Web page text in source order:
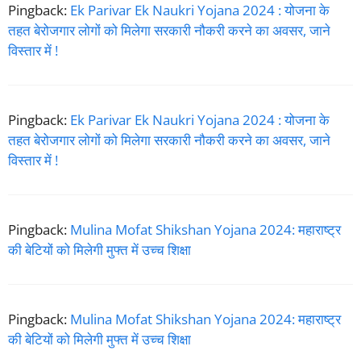
Pingback: Ek Parivar Ek Naukri Yojana 2024 : योजना के
तहत बेरोजगार लोगों को मिलेगा सरकारी नौकरी करने का अवसर, जाने
विस्तार में !
Pingback: Ek Parivar Ek Naukri Yojana 2024 : योजना के
तहत बेरोजगार लोगों को मिलेगा सरकारी नौकरी करने का अवसर, जाने
विस्तार में !
Pingback: Mulina Mofat Shikshan Yojana 2024: महाराष्ट्र
की बेटियों को मिलेगी मुफ्त में उच्च शिक्षा
Pingback: Mulina Mofat Shikshan Yojana 2024: महाराष्ट्र
की बेटियों को मिलेगी मुफ्त में उच्च शिक्षा